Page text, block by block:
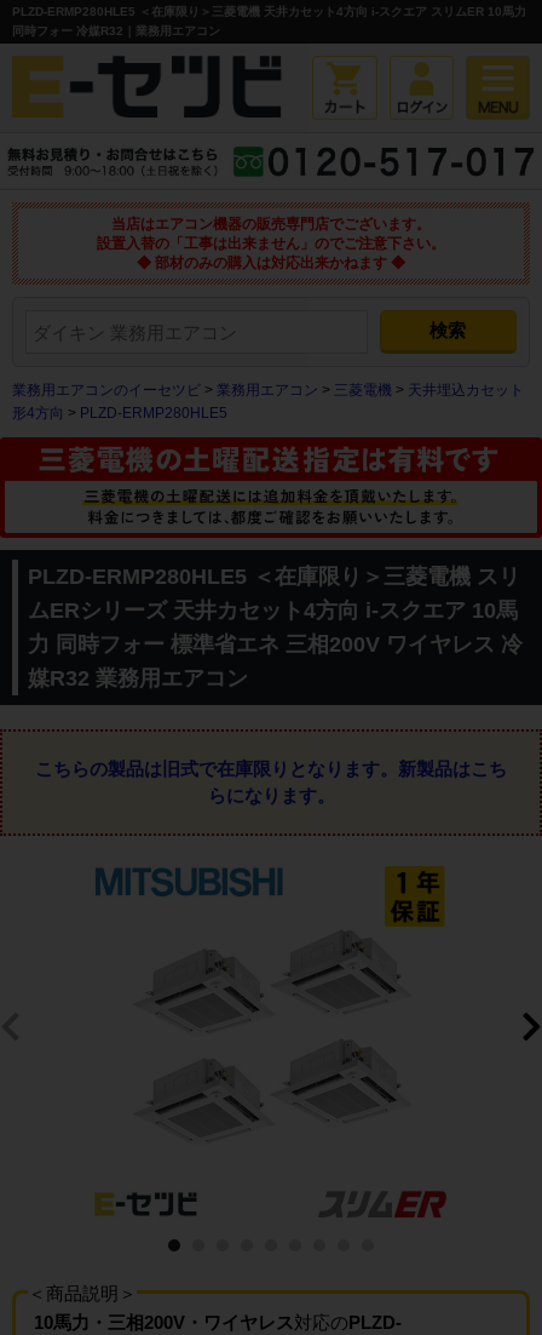
PLZD-ERMP280HLE5 ＜在庫限り＞三菱電機 天井カセット4方向 i-スクエア スリムER 10馬力
同時フォー 冷媒R32｜業務用エアコン
当店はエアコン機器の販売専門店でございます。
設置入替の「工事は出来ません」のでご注意下さい。
◆ 部材のみの購入は対応出来かねます ◆
業務用エアコンのイーセツビ > 業務用エアコン > 三菱電機 > 天井埋込カセット
形4方向 > PLZD-ERMP280HLE5
PLZD-ERMP280HLE5 ＜在庫限り＞三菱電機 スリ
ムERシリーズ 天井カセット4方向 i-スクエア 10馬
力 同時フォー 標準省エネ 三相200V ワイヤレス 冷
媒R32 業務用エアコン
こちらの製品は旧式で在庫限りとなります。 新製品はこち
らになります。
＜商品説明＞
10馬力・三相200V・ワイヤレス対応のPLZD-